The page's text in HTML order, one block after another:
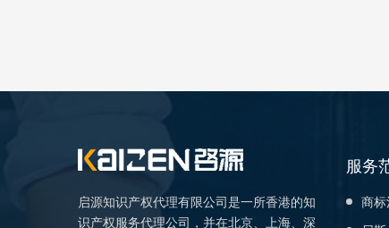
启源知识产权代理有限公司是一所香港的知
识产权服务代理公司，并在北京、上海、深
服务
商标